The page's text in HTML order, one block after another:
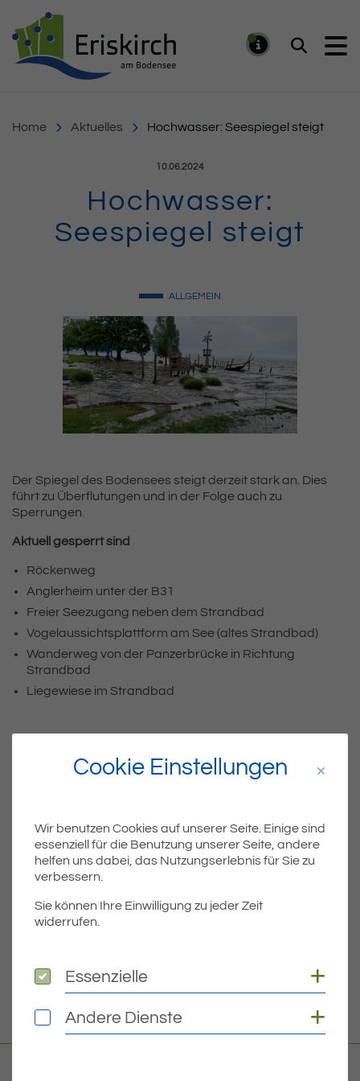
Suchen
Home Aktuelles Hochwasser: Seespiegel steigt
Veröffentlicht am:
10.06.2024
Hochwasser:
Seespiegel steigt
ALLGEMEIN
Der Spiegel des Bodensees steigt derzeit stark an. Dies
führt zu Überflutungen und in der Folge auch zu
Sperrungen.
Aktuell gesperrt sind
Röckenweg
Anglerheim unter der B31
Freier Seezugang neben dem Strandbad
Vogelaussichtsplattform am See (altes Strandbad)
Wanderweg von der Panzerbrücke in Richtung
Strandbad
Liegewiese im Strandbad
ÄLTERE
Titel für Beitrag
Europawahl: Ergebnisse für Eriskirch
NEUERE
Titel für Beitrag
Eriskirch hat gewählt
Cookie Einstellungen
Wir benutzen Cookies auf unserer Seite. Einige sind
essenziell für die Benutzung unserer Seite, andere
helfen uns dabei, das Nutzungserlebnis für Sie zu
verbessern.
Sie können Ihre Einwilligung zu jeder Zeit
widerrufen.
Essenzielle
Essenzielle
Andere Dienste
Andere Dienste